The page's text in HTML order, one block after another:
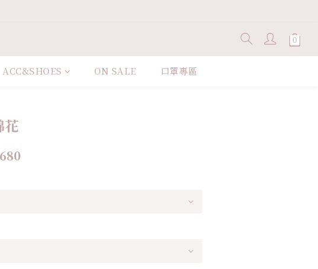
ACC&SHOES ON SALE 口罩專區
花